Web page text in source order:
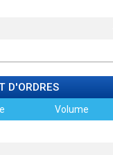
D'ORDRES
Volume